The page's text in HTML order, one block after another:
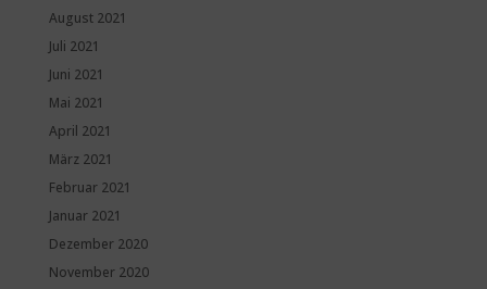
August 2021
Juli 2021
Juni 2021
Mai 2021
April 2021
März 2021
Februar 2021
Januar 2021
Dezember 2020
November 2020